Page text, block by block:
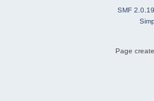
SMF 2.0.19
Page